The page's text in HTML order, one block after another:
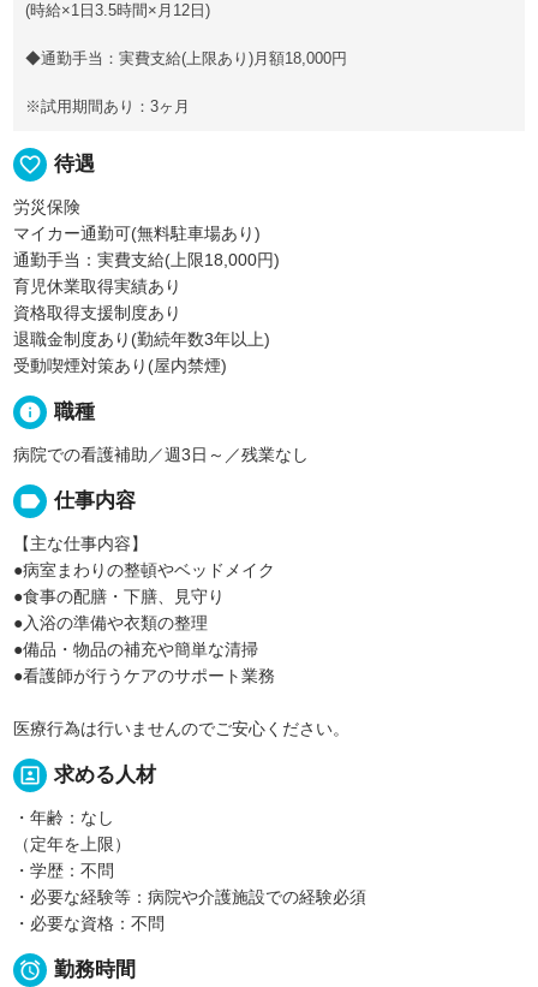
(時給×1日3.5時間×月12日)
◆通勤手当：実費支給(上限あり)月額18,000円
※試用期間あり：3ヶ月
favorite_border 待遇
労災保険
マイカー通勤可(無料駐車場あり)
通勤手当：実費支給(上限18,000円)
育児休業取得実績あり
資格取得支援制度あり
退職金制度あり(勤続年数3年以上)
受動喫煙対策あり(屋内禁煙)
info 職種
病院での看護補助／週3日～／残業なし
label 仕事内容
【主な仕事内容】
●病室まわりの整頓やベッドメイク
●食事の配膳・下膳、見守り
●入浴の準備や衣類の整理
●備品・物品の補充や簡単な清掃
●看護師が行うケアのサポート業務
医療行為は行いませんのでご安心ください。
portrait 求める人材
・年齢：なし
（定年を上限）
・学歴：不問
・必要な経験等：病院や介護施設での経験必須
・必要な資格：不問
 勤務時間